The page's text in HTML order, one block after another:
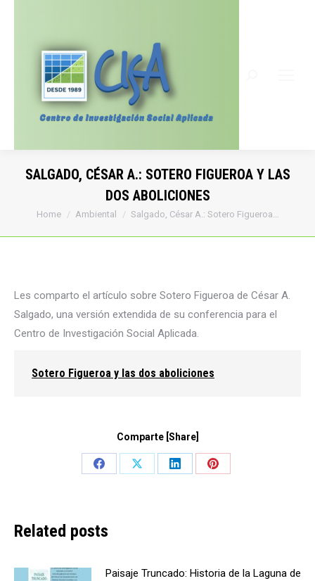
SALGADO, CÉSAR A.: SOTERO FIGUEROA Y LAS
DOS ABOLICIONES
You are here:
Home Ambiental Salgado, César A.: Sotero Figueroa…
Les comparto el artículo sobre Sotero Figueroa de César A.
Salgado, una versión extendida de su conferencia para el
Centro de Investigación Social Aplicada.
Sotero Figueroa y las dos aboliciones
Comparte [Share]
Share
Share
Share
Share
Related posts
Paisaje Truncado: Historia de la Laguna de